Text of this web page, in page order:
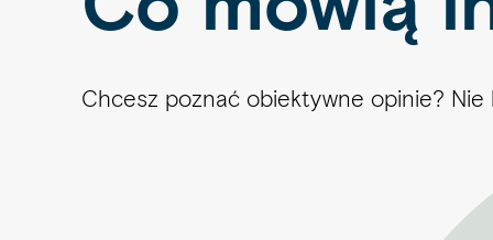
Chcesz poznać obiektywne opinie?